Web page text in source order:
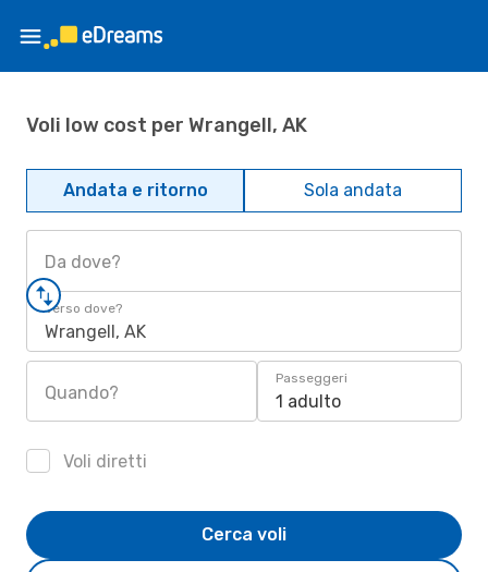
Voli low cost per Wrangell, AK
Andata e ritorno Sola andata
Da dove?
Verso dove?
Wrangell, AK
Quando?
Passeggeri
1 adulto
Voli diretti
Cerca voli